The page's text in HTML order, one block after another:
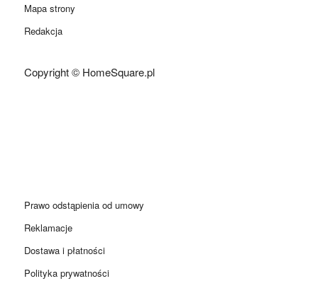
Mapa strony
Redakcja
Copyright © HomeSquare.pl
Prawo odstąpienia od umowy
Reklamacje
Dostawa i płatności
Polityka prywatności